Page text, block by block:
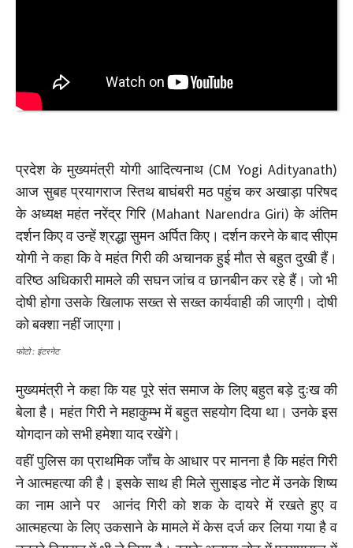
प्रदेश के मुख्यमंत्री योगी आदित्यनाथ (CM Yogi Adityanath)
आज सुबह प्रयागराज स्तिथ बाघंबरी मठ पहुंच कर अखाड़ा परिषद
के अध्यक्ष महंत नरेंद्र गिरि (Mahant Narendra Giri) के अंतिम
दर्शन किए व उन्हें श्रद्धा सुमन अर्पित किए। दर्शन करने के बाद सीएम
योगी ने कहा कि वे महंत गिरी की अचानक हुई मौत से बहुत दुखी हैं।
वरिष्ठ अधिकारी मामले की सघन जांच व छानबीन कर रहे हैं। जो भी
दोषी होगा उसके खिलाफ सख्त से सख्त कार्यवाही की जाएगी। दोषी
को बक्शा नहीं जाएगा।
फोटो : इंटरनेट
मुख्यमंत्री ने कहा कि यह पूरे संत समाज के लिए बहुत बड़े दुःख की
बेला है। महंत गिरी ने महाकुम्भ में बहुत सहयोग दिया था। उनके इस
योगदान को सभी हमेशा याद रखेंगे।
वहीं पुलिस का प्राथमिक जाँच के आधार पर मानना है कि महंत गिरी
ने आत्महत्या की है। इसके साथ ही मिले सुसाइड नोट में उनके शिष्य
का नाम आने पर आनंद गिरी को शक के दायरे में रखते हुए व
आत्महत्या के लिए उकसाने के मामले में केस दर्ज कर लिया गया है व